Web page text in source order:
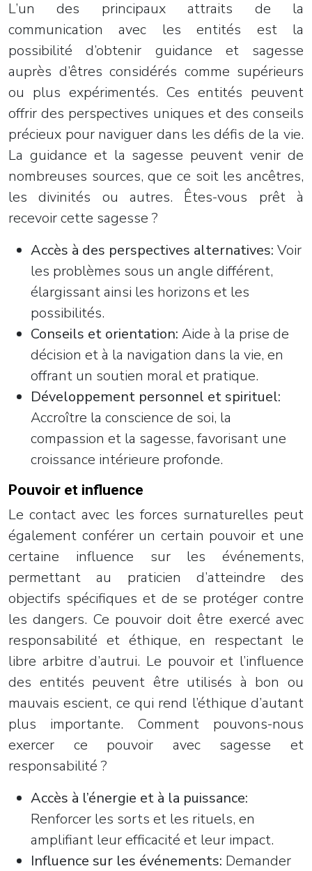
L’un des principaux attraits de la
communication avec les entités est la
possibilité d’obtenir guidance et sagesse
auprès d’êtres considérés comme supérieurs
ou plus expérimentés. Ces entités peuvent
offrir des perspectives uniques et des conseils
précieux pour naviguer dans les défis de la vie.
La guidance et la sagesse peuvent venir de
nombreuses sources, que ce soit les ancêtres,
les divinités ou autres. Êtes-vous prêt à
recevoir cette sagesse ?
Accès à des perspectives alternatives: Voir
les problèmes sous un angle différent,
élargissant ainsi les horizons et les
possibilités.
Conseils et orientation: Aide à la prise de
décision et à la navigation dans la vie, en
offrant un soutien moral et pratique.
Développement personnel et spirituel:
Accroître la conscience de soi, la
compassion et la sagesse, favorisant une
croissance intérieure profonde.
Pouvoir et influence
Le contact avec les forces surnaturelles peut
également conférer un certain pouvoir et une
certaine influence sur les événements,
permettant au praticien d’atteindre des
objectifs spécifiques et de se protéger contre
les dangers. Ce pouvoir doit être exercé avec
responsabilité et éthique, en respectant le
libre arbitre d’autrui. Le pouvoir et l’influence
des entités peuvent être utilisés à bon ou
mauvais escient, ce qui rend l’éthique d’autant
plus importante. Comment pouvons-nous
exercer ce pouvoir avec sagesse et
responsabilité ?
Accès à l’énergie et à la puissance:
Renforcer les sorts et les rituels, en
amplifiant leur efficacité et leur impact.
Influence sur les événements: Demander